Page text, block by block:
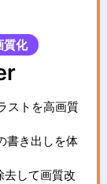
質化
ストを高画質
書き出しを体
去して画質改